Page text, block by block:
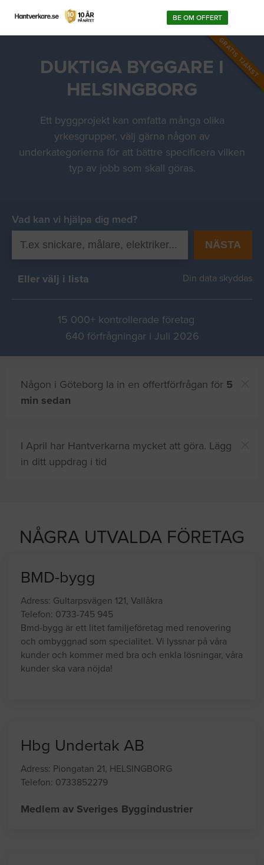
BE OM OFFERT
GRATIS TJÄNST
DUKTIGA BYGGARE I
HELSINGBORG
Ett byggprojekt kan omfatta många olika
yrkesgrupper, välj gärna någon av
underkategorierna för att bättre specificera vilken
typ av jobb som skall göras.
Vad kan vi hjälpa dig med?
NÄSTA
Eller välj i lista Din data skyddas
15 000+ kontrollerade företag
640 förfrågningar i Juli 2026
Någon i Göteborg la in en offertförfrågan för 5
min sedan
I April har Hantverkarna mycket att göra. Lägg
in ditt uppdrag i tid
NÅGRA UTVALDA FÖRETAG
BMD-bygg
Adress: Gultarpsvägen 121, Vallåkra
Telefon: 0733-745 945
Bmd-bygg är ett litet familjeföretag med renovering
och ombyggnad som specialitet. Vi lyssnar på våra
kunder och kommer med bra och enkla lösningar, våra
kunder ska vara nöjda!
Hbg Undertak AB
Adress: Piongatan 21, HELSINGBORG
Telefon: 0733852279
Medlem av Sveriges Byggindustrier